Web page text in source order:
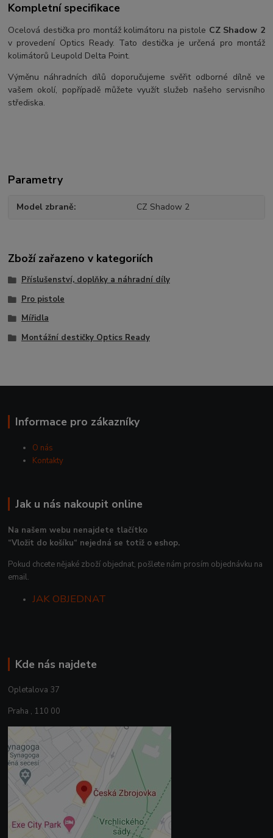
Kompletní specifikace
Ocelová destička pro montáž kolimátoru na pistole CZ Shadow 2
v provedení Optics Ready. Tato destička je určená pro montáž
kolimátorů Leupold Delta Point.
Výměnu náhradních dílů doporučujeme svěřit odborné dílně ve
vašem okolí, popřípadě můžete využít služeb našeho servisního
střediska.
Parametry
Model zbraně CZ Shadow 2
Zboží zařazeno v kategoriích
Příslušenství, doplňky a náhradní díly
Pro pistole
Mířidla
Montážní destičky Optics Ready
Informace pro zákazníky
O nás
Kontakty
Jak u nás nakoupit online
Na našem webu nenajdete tlačítko
“Vložit do košíku“ nejedná se totiž o eshop.
Pokud chcete nějaké zboží objednat, pošlete nám prosím objednávku na
email.
JAK OBJEDNAT
Kde nás najdete
Opletalova 37
Praha , 110 00